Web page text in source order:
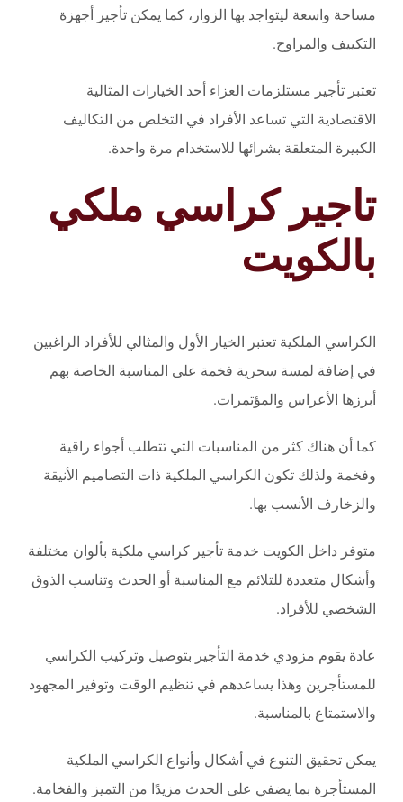
مساحة واسعة ليتواجد بها الزوار، كما يمكن تأجير أجهزة
التكييف والمراوح.
تعتبر تأجير مستلزمات العزاء أحد الخيارات المثالية
الاقتصادية التي تساعد الأفراد في التخلص من التكاليف
الكبيرة المتعلقة بشرائها للاستخدام مرة واحدة.
تاجير كراسي ملكي
بالكويت
الكراسي الملكية تعتبر الخيار الأول والمثالي للأفراد الراغبين
في إضافة لمسة سحرية فخمة على المناسبة الخاصة بهم
أبرزها الأعراس والمؤتمرات.
كما أن هناك كثر من المناسبات التي تتطلب أجواء راقية
وفخمة ولذلك تكون الكراسي الملكية ذات التصاميم الأنيقة
والزخارف الأنسب بها.
متوفر داخل الكويت خدمة تأجير كراسي ملكية بألوان مختلفة
وأشكال متعددة للتلائم مع المناسبة أو الحدث وتناسب الذوق
الشخصي للأفراد.
عادة يقوم مزودي خدمة التأجير بتوصيل وتركيب الكراسي
للمستأجرين وهذا يساعدهم في تنظيم الوقت وتوفير المجهود
والاستمتاع بالمناسبة.
يمكن تحقيق التنوع في أشكال وأنواع الكراسي الملكية
المستأجرة بما يضفي على الحدث مزيدًا من التميز والفخامة.